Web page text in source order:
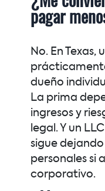
pagar
No. En Texas,
dueño
La prima
ingresos y
legal. Y un
sigue
personales si
corporativo.